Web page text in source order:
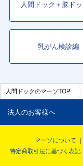
人間ドック＋脳ド
乳がん検診編
人間ドックのマーソTOP
法人のお客様へ
マーソについて
特定商取引法に基づく表記